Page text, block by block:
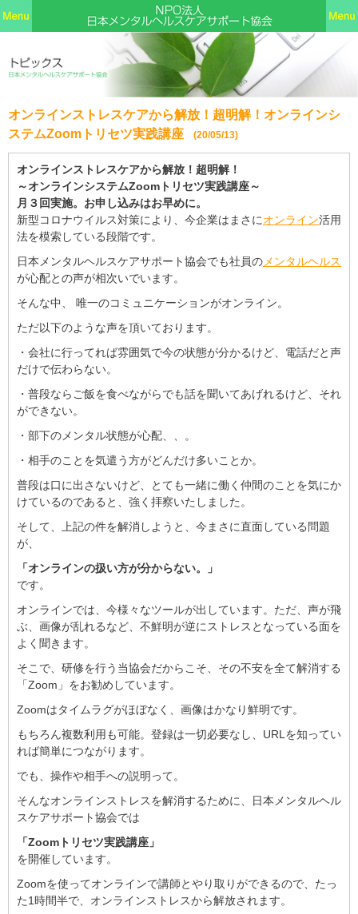
オンラインストレスケアから解放！超明解！オンラインシ
ステムZoomトリセツ実践講座 (20/05/13)
オンラインストレスケアから解放！超明解！
～オンラインシステムZoomトリセツ実践講座～
月３回実施。お申し込みはお早めに。
新型コロナウイルス対策により、今企業はまさにオンライン活用
法を模索している段階です。
日本メンタルヘルスケアサポート協会でも社員のメンタルヘルス
が心配との声が相次いでいます。
そんな中、 唯一のコミュニケーションがオンライン。
ただ以下のような声を頂いております。
・会社に行ってれば雰囲気で今の状態が分かるけど、電話だと声
だけで伝わらない。
・普段ならご飯を食べながらでも話を聞いてあげれるけど、それ
ができない。
・部下のメンタル状態が心配、、。
・相手のことを気遣う方がどんだけ多いことか。
普段は口に出さないけど、とても一緒に働く仲間のことを気にか
けているのであると、強く拝察いたしました。
そして、上記の件を解消しようと、今まさに直面している問題
が、
「オンラインの扱い方が分からない。」
です。
オンラインでは、今様々なツールが出しています。ただ、声が飛
ぶ、画像が乱れるなど、不鮮明が逆にストレスとなっている面を
よく聞きます。
そこで、研修を行う当協会だからこそ、その不安を全て解消する
「Zoom」をお勧めしています。
Zoomはタイムラグがほぼなく、画像はかなり鮮明です。
もちろん複数利用も可能。登録は一切必要なし、URLを知ってい
れば簡単につながります。
でも、操作や相手への説明って。
そんなオンラインストレスを解消するために、日本メンタルヘル
スケアサポート協会では
「Zoomトリセツ実践講座」
を開催しています。
Zoomを使ってオンラインで講師とやり取りができるので、たっ
た1時間半で、オンラインストレスから解放されます。